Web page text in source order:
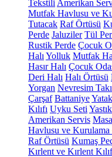
Tekstili Amerikan
Mutfak Havlusu ve
Tutacak Raf Örtüsü
Perde Jaluziler Tül
Rustik Perde Çocuk
Halı Yolluk Mutfak
Hasır Halı Çocuk
Deri Halı Halı Örtüsü
Yorgan Nevresim
Çarşaf Battaniye
Kılıfı Uyku Seti
Amerikan Servis
Havlusu ve Kurulama
Raf Örtüsü Kumaş
Kırlent ve Kırlent